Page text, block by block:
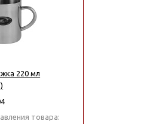
220 мл
товара: